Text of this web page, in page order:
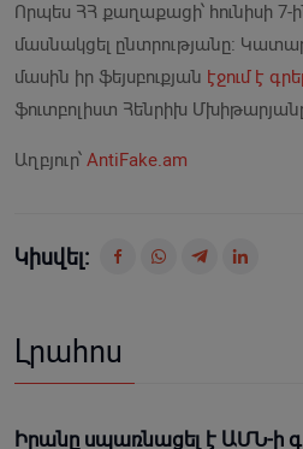
Որպես ՀՀ քաղաքացի՝ հունիսի
մասնակցել ընտրությանը։
մասին իր ֆեյսբուքյան էջում է գրել
ֆուտբոլիստ Հենրիխ
Աղբյուր՝ AntiFake.am
Կիսվել:
Լրահոս
Իրանը սպառնացել է ԱՄՆ-ի